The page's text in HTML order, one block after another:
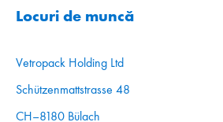
Locuri de muncă
Vetropack Holding Ltd
Schützenmattstrasse 48
CH–8180 Bülach